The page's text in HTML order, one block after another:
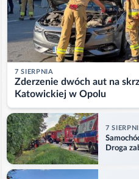
7 SIERPNIA
Zderzenie dwóch aut na
Katowickiej w Opolu
7
Droga